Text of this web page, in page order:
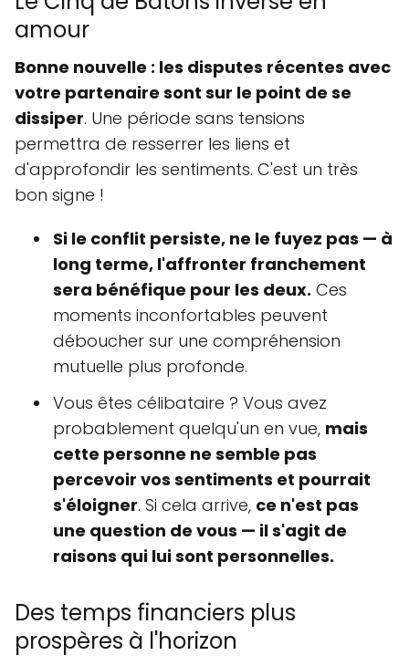
amour
Bonne nouvelle : les disputes récentes avec
votre partenaire sont sur le point de se
dissiper. Une période sans tensions
permettra de resserrer les liens et
d'approfondir les sentiments. C'est un très
bon signe !
Si le conflit persiste, ne le fuyez pas — à
long terme, l'affronter franchement
sera bénéfique pour les deux. Ces
moments inconfortables peuvent
déboucher sur une compréhension
mutuelle plus profonde.
Vous êtes célibataire ? Vous avez
probablement quelqu'un en vue, mais
cette personne ne semble pas
percevoir vos sentiments et pourrait
s'éloigner. Si cela arrive, ce n'est pas
une question de vous — il s'agit de
raisons qui lui sont personnelles.
Des temps financiers plus
prospères à l'horizon